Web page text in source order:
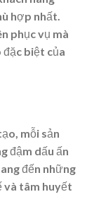
hợp nhất.
phục vụ mà
biệt của
mỗi sản
đậm dấu ấn
đến những
và tâm huyết